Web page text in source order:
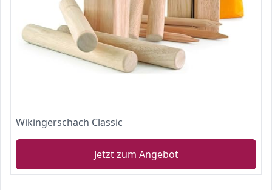
Wikingerschach Classic
Jetzt zum Angebot